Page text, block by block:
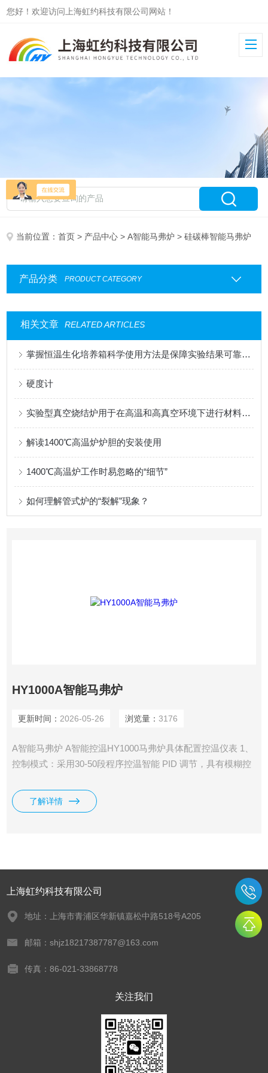
您好！欢迎访问上海虹约科技有限公司网站！
当前位置：首页 > 产品中心 >A智能马弗炉 > 硅碳棒智能马弗炉
产品分类 PRODUCT CATEGORY
相关文章 RELATED ARTICLES
掌握恒温生化培养箱科学使用方法是保障实验结果可靠性的关键
硬度计
实验型真空烧结炉用于在高温和高真空环境下进行材料烧结实验
解读1400℃高温炉炉胆的安装使用
1400℃高温炉工作时易忽略的“细节”
如何理解管式炉的“裂解”现象？
HY1000A智能马弗炉
更新时间： 2026-05-26 浏览量： 3176
A智能马弗炉 A智能控温HY1000马弗炉具体配置控温仪表 1、
控制模式：采用30-50段程序控温智能 PID 调节，具有模糊控
守。 2、数据显示：LED数显仪表，清晰准确反映适时数据。
（可选配智能触摸屏仪表，实时显示升降温曲线，数据可存
了解详情
上海虹约科技有限公司
地址：上海市青浦区华新镇嘉松中路518号A205
邮箱：shjz18217387787@163.com
传真：86-021-33868778
关注我们